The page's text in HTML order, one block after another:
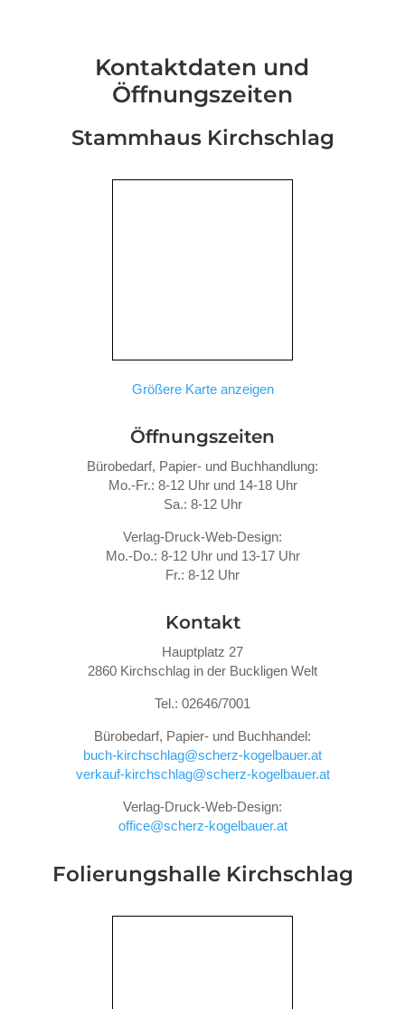
Kontaktdaten und
Öffnungszeiten
Stammhaus Kirchschlag
Größere Karte anzeigen
Öffnungszeiten
Bürobedarf, Papier- und Buchhandlung:
Mo.-Fr.: 8-12 Uhr und 14-18 Uhr
Sa.: 8-12 Uhr
Verlag-Druck-Web-Design:
Mo.-Do.: 8-12 Uhr und 13-17 Uhr
Fr.: 8-12 Uhr
Kontakt
Hauptplatz 27
2860 Kirchschlag in der Buckligen Welt
Tel.: 02646/7001
Bürobedarf, Papier- und Buchhandel:
buch-kirchschlag@scherz-kogelbauer.at
verkauf-kirchschlag@scherz-kogelbauer.at
Verlag-Druck-Web-Design:
office@scherz-kogelbauer.at
Folierungshalle Kirchschlag